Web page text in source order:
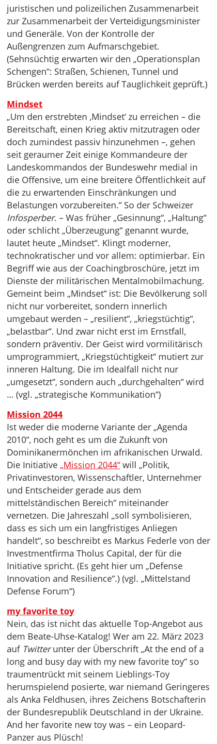
juristischen und polizeilichen Zusammenarbeit
zur Zusammenarbeit der Verteidigungsminister
und Generäle. Von der Kontrolle der
Außengrenzen zum Aufmarschgebiet.
(Sehnsüchtig erwarten wir den „Operationsplan
Schengen“: Straßen, Schienen, Tunnel und
Brücken werden bereits auf Tauglichkeit geprüft.)
Mindset
„Um den erstrebten ‚Mindset‘ zu erreichen – die
Bereitschaft, einen Krieg aktiv mitzutragen oder
doch zumindest passiv hinzunehmen –, gehen
seit geraumer Zeit einige Kommandeure der
Landeskommandos der Bundeswehr medial in
die Offensive, um eine breitere Öffentlichkeit auf
die zu erwartenden Einschränkungen und
Belastungen vorzubereiten.“ So der Schweizer
Infosperber. – Was früher „Gesinnung“, „Haltung“
oder schlicht „Überzeugung“ genannt wurde,
lautet heute „Mindset“. Klingt moderner,
technokratischer und vor allem: optimierbar. Ein
Begriff wie aus der Coachingbroschüre, jetzt im
Dienste der militärischen Mentalmobilmachung.
Gemeint beim „Mindset“ ist: Die Bevölkerung soll
nicht nur vorbereitet, sondern innerlich
umgebaut werden – „resilient“, „kriegstüchtig“,
„belastbar“. Und zwar nicht erst im Ernstfall,
sondern präventiv. Der Geist wird vormilitärisch
umprogrammiert, „Kriegstüchtigkeit“ mutiert zur
inneren Haltung. Die im Idealfall nicht nur
„umgesetzt“, sondern auch „durchgehalten“ wird
… (vgl. „strategische Kommunikation“)
Mission 2044
Ist weder die moderne Variante der „Agenda
2010“, noch geht es um die Zukunft von
Dominikanermönchen im afrikanischen Urwald.
Die Initiative „Mission 2044“ will „Politik,
Privatinvestoren, Wissenschaftler, Unternehmer
und Entscheider gerade aus dem
mittelständischen Bereich“ miteinander
vernetzen. Die Jahreszahl „soll symbolisieren,
dass es sich um ein langfristiges Anliegen
handelt“, so beschreibt es Markus Federle von der
Investmentfirma Tholus Capital, der für die
Initiative spricht. (Es geht hier um „Defense
Innovation and Resilience“.) (vgl. „Mittelstand
Defense Forum“)
my favorite toy
Nein, das ist nicht das aktuelle Top-Angebot aus
dem Beate-Uhse-Katalog! Wer am 22. März 2023
auf Twitterunter der Überschrift „At the end of a
long and busy day with my new favorite toy“ so
traumentrückt mit seinem Lieblings-Toy
herumspielend posierte, war niemand Geringeres
als Anka Feldhusen, ihres Zeichens Botschafterin
der Bundesrepublik Deutschland in der Ukraine.
And her favorite new toy was – ein Leopard-
Panzer aus Plüsch!